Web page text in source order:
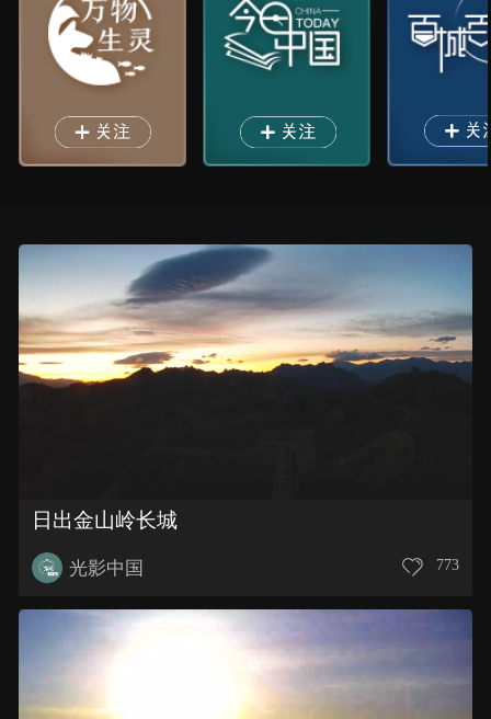
日出金山岭长城
光影中国 773